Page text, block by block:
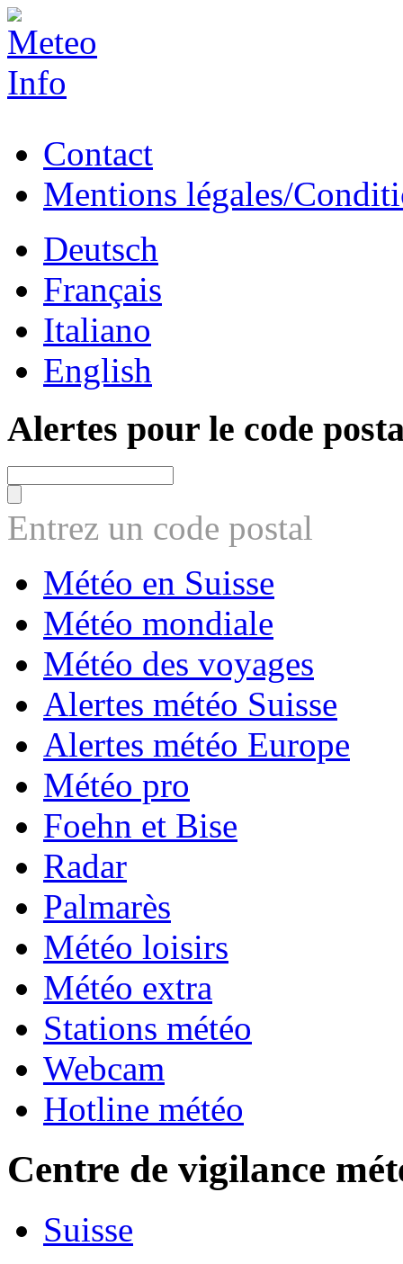
Contact
Mentions légales/
Deutsch
Français
Italiano
English
Alertes pour le code
Entrez un code postal
Météo en Suisse
Météo mondiale
Météo des voyages
Alertes météo Suisse
Alertes météo Europe
Météo pro
Foehn et Bise
Radar
Palmarès
Météo loisirs
Météo extra
Stations météo
Webcam
Hotline météo
Centre de vigilance
Suisse